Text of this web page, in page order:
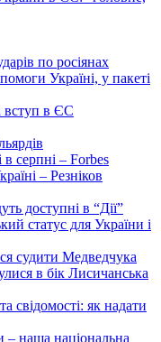
по росіянах
Україні, у пакеті
вступ в ЄС
серпні – Forbes
– Резніков
доступні в “Дії”
статус для України і
судити Медведчука
в бік Лисичанська
свідомості: як надати
наша національна